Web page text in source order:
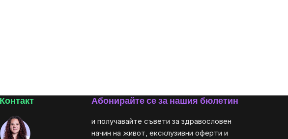
Контакт Абонирайте се за нашия бюлетин
и получавайте съвети за здравословен
начин на живот, ексклузивни оферти и